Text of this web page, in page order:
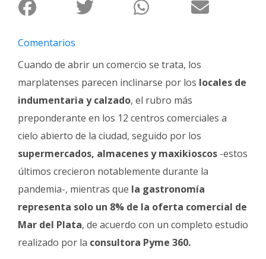
Fúnebres
Comentarios
Cuando de abrir un comercio se trata, los
marplatenses parecen inclinarse por los locales de
indumentaria y calzado, el rubro más
preponderante en los 12 centros comerciales a
cielo abierto de la ciudad, seguido por los
supermercados, almacenes y maxikioscos -estos
últimos crecieron notablemente durante la
pandemia-, mientras que la gastronomía
representa solo un 8% de la oferta comercial de
Mar del Plata, de acuerdo con un completo estudio
realizado por la consultora Pyme 360.